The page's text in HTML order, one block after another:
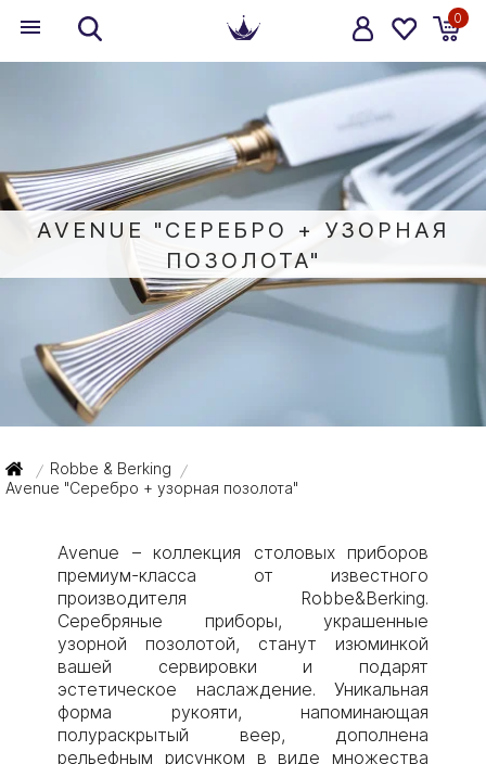
0
AVENUE "СЕРЕБРО + УЗОРНАЯ
ПОЗОЛОТА"
/ Robbe & Berking /
Avenue "Серебро + узорная позолота"
Avenue – коллекция столовых приборов
премиум-класса от известного
производителя Robbe&Berking.
Серебряные приборы, украшенные
узорной позолотой, станут изюминкой
вашей сервировки и подарят
эстетическое наслаждение. Уникальная
форма рукояти, напоминающая
полураскрытый веер, дополнена
рельефным рисунком в виде множества